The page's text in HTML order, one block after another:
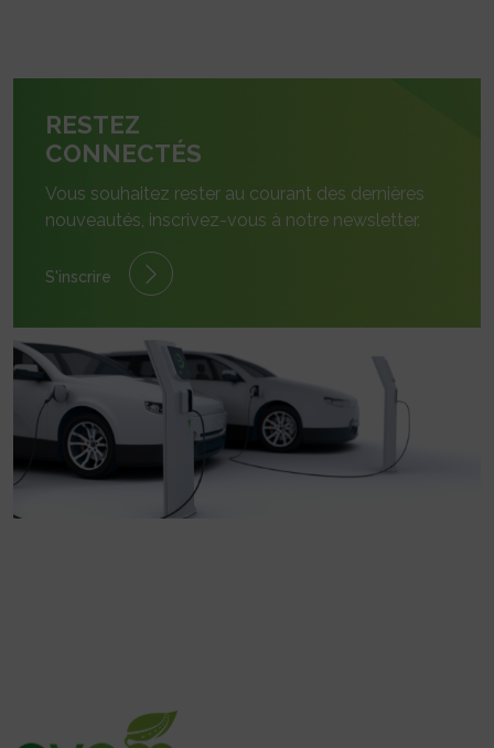
RESTEZ
CONNECTÉS
Vous souhaitez rester au courant des dernières
nouveautés, inscrivez-vous à notre newsletter.
S'inscrire